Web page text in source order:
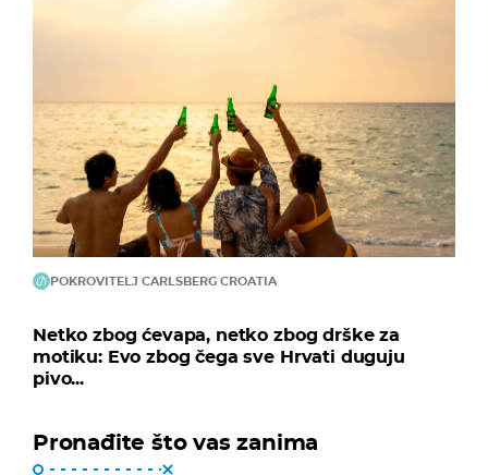
POKROVITELJ CARLSBERG CROATIA
Netko zbog ćevapa, netko zbog drške za
motiku: Evo zbog čega sve Hrvati duguju
pivo...
Pronađite što vas zanima